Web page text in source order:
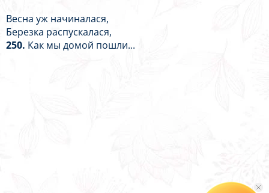
Весна уж начиналася,
Березка распускалася,
250. Как мы домой пошли...